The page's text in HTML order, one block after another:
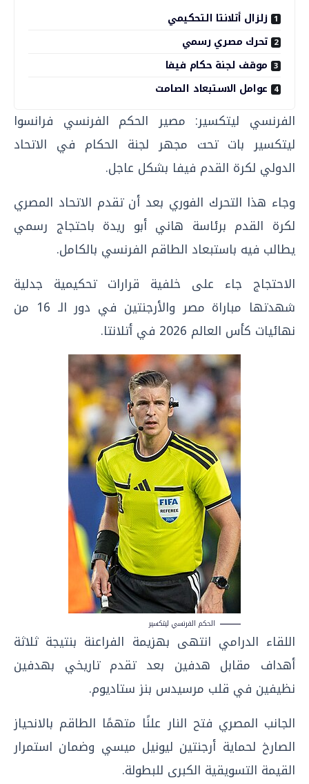
زلزال أتلانتا التحكيمي
تحرك مصري رسمي
موقف لجنة حكام فيفا
عوامل الاستبعاد الصامت
الفرنسي ليتكسير: مصير الحكم الفرنسي فرانسوا
ليتكسير بات تحت مجهر لجنة الحكام في الاتحاد
الدولي لكرة القدم فيفا بشكل عاجل.
وجاء هذا التحرك الفوري بعد أن تقدم الاتحاد المصري
لكرة القدم برئاسة هاني أبو ريدة باحتجاج رسمي
يطالب فيه باستبعاد الطاقم الفرنسي بالكامل.
الاحتجاج جاء على خلفية قرارات تحكيمية جدلية
شهدتها مباراة مصر والأرجنتين في دور الـ 16 من
نهائيات كأس العالم 2026 في أتلانتا.
الحكم الفرنسي ليتكسير
اللقاء الدرامي انتهى بهزيمة الفراعنة بنتيجة ثلاثة
أهداف مقابل هدفين بعد تقدم تاريخي بهدفين
نظيفين في قلب مرسيدس بنز ستاديوم.
الجانب المصري فتح النار علنًا متهمًا الطاقم بالانحياز
الصارخ لحماية أرجنتين ليونيل ميسي وضمان استمرار
القيمة التسويقية الكبرى للبطولة.